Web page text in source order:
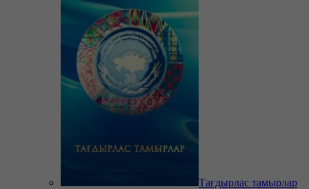
Тағдырлас тамырлар